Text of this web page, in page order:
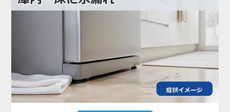
め、故障したポンプを取り外し、新しい純正部品へ
の交換を行いました。交換後はテスト運転を行い、
了です。夏場などは特に需要が高まる製氷機能です
が、近隣であれば迅速にお伺いし、すぐに美味しい
氷が作れる状態へ復旧いたします。